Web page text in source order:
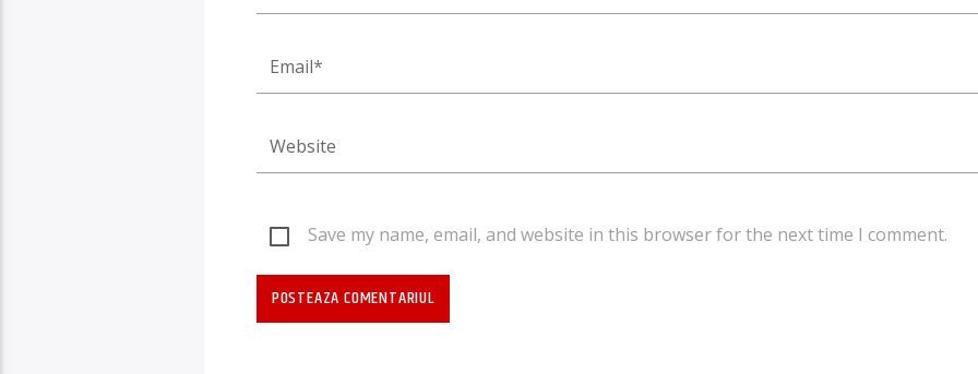
Save my name, email, and website in this browser for the next time I comment.